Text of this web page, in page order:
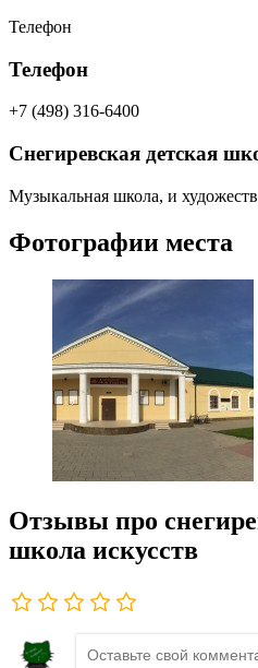
Телефон
Телефон
+7 (498) 316-6400
Снегиревская детская
Музыкальная школа, и
Фотографии места
Отзывы про
школа искусств